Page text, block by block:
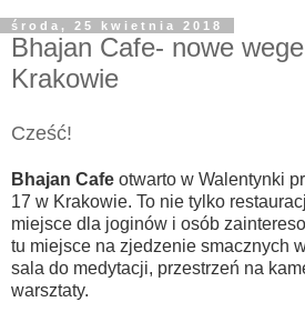
środa, 25 kwietnia 2018
Bhajan Cafe- nowe
Krakowie
Cześć!
Bhajan Cafe otwarto w Walentynki
17 w Krakowie. To nie tylko
miejsce dla joginów i osób
tu miejsce na zjedzenie smacznych
sala do medytacji, przestrzeń na
warsztaty.